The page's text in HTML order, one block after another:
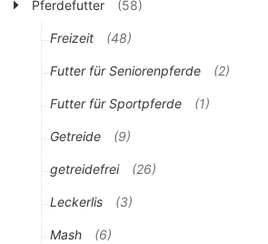
Pferdefutter (58)
Freizeit (48)
Futter für Seniorenpferde (2)
Futter für Sportpferde (1)
Getreide (9)
getreidefrei (26)
Leckerlis (3)
Mash (6)